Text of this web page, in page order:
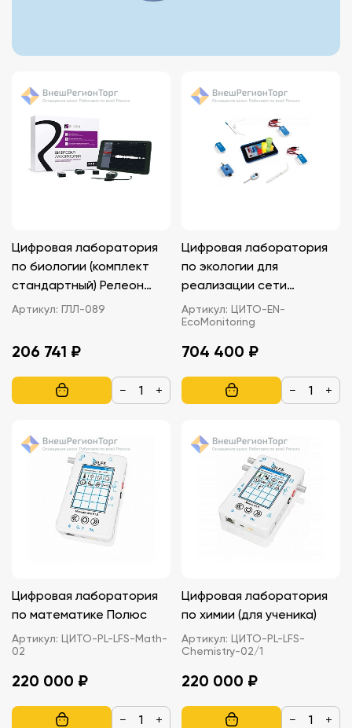
Цифровая лаборатория
по биологии (комплект
стандартный) Релеон
Воздух Releon Air
Артикул: ГЛЛ-089
206 741 ₽
− +
Цифровая лаборатория
по экологии для
реализации сети
школьного
экологического
Einstein
Артикул: ЦИТО-EN-
EcoMonitoring
704 400 ₽
− +
Цифровая лаборатория
по математике Полюс
Артикул: ЦИТО-PL-LFS-Math-
02
220 000 ₽
− +
Цифровая лаборатория
по химии (для ученика)
Артикул: ЦИТО-PL-LFS-
Chemistry-02/1
220 000 ₽
− +